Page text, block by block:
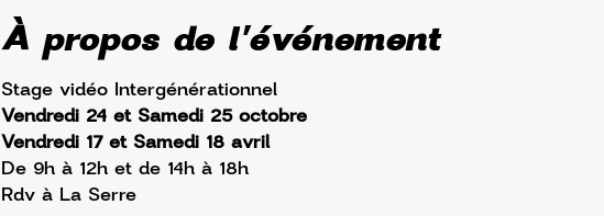
À propos de l'événement
Stage vidéo Intergénérationnel
Vendredi 24 et Samedi 25 octobre
Vendredi 17 et Samedi 18 avril
De 9h à 12h et de 14h à 18h
Rdv à La Serre